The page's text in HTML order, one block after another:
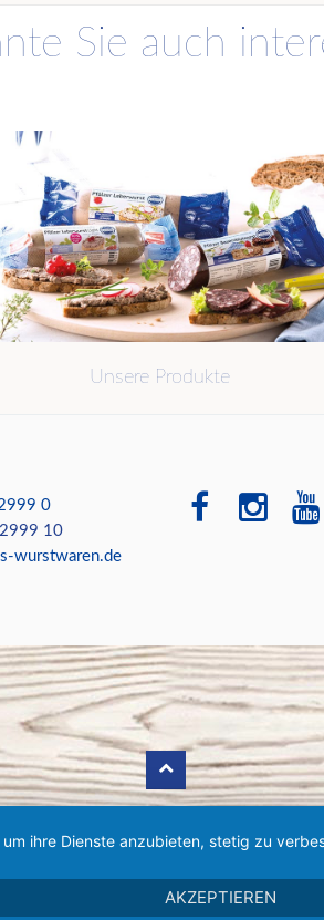
Sie auch
Unsere Produkte
0
10
wurstwaren.de
ihre Dienste anzubieten, stetig zu
AKZEPTIEREN